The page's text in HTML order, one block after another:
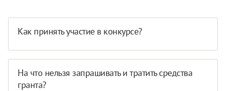
Как принять участие в конкурсе?
На что нельзя запрашивать и тратить средства
гранта?